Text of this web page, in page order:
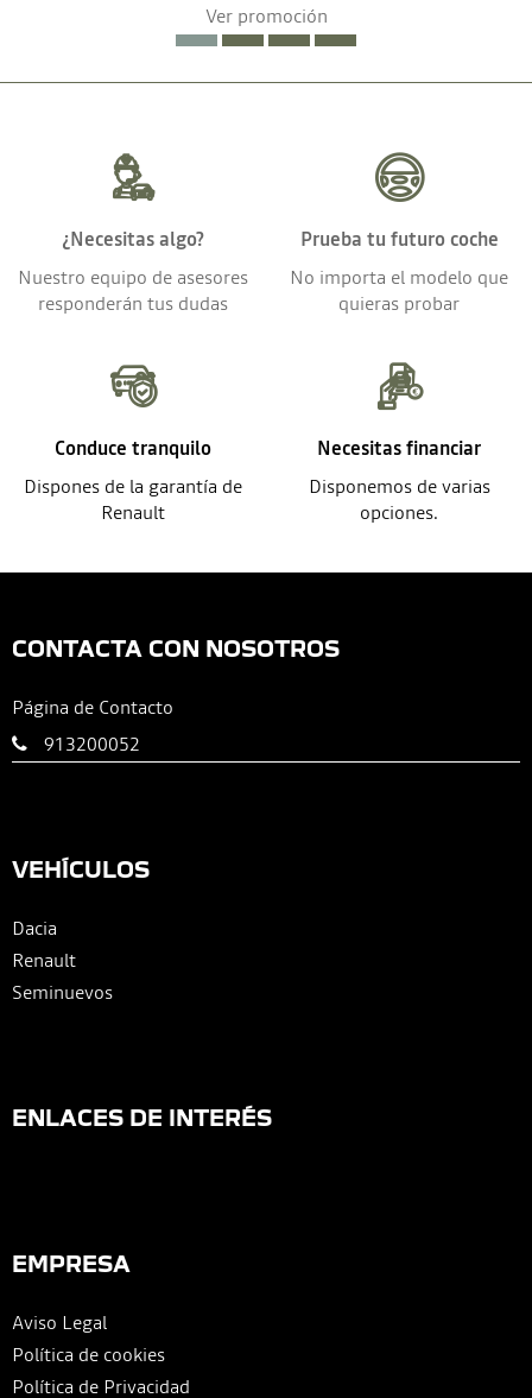
Ver promoción
¿Necesitas algo?
Nuestro equipo de asesores
responderán tus dudas
Prueba tu futuro coche
No importa el modelo que
quieras probar
Conduce tranquilo
Dispones de la garantía de
Renault
Necesitas financiar
Disponemos de varias
opciones.
CONTACTA CON NOSOTROS
Página de Contacto
913200052
VEHÍCULOS
Dacia
Renault
Seminuevos
ENLACES DE INTERÉS
EMPRESA
Aviso Legal
Política de cookies
Política de Privacidad